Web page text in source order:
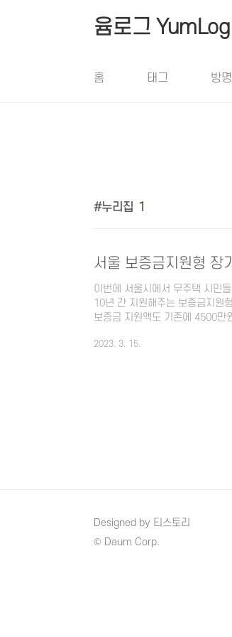
윰로그 YumLog
홈 태그 방
누리집 1
서울 보증금지원형 장
이번에 서울시에서 무주택 시민
10년 간 지원해주는 보증금지원
보증금 지원액도 기존에 4500만
다고 하니 관심 있으신 분들은 빨
주는 서울시 공공임대주택입니
2023. 3. 15.
Designed by 티스토리
© Daum Corp.